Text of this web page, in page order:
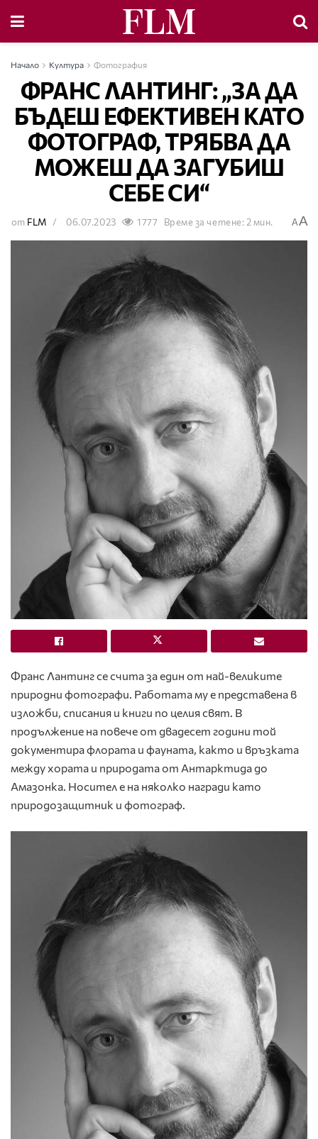
Начало Култура Фотография
ФРАНС ЛАНТИНГ: „ЗА ДА
БЪДЕШ ЕФЕКТИВЕН КАТО
ФОТОГРАФ, ТРЯБВА ДА
МОЖЕШ ДА ЗАГУБИШ
СЕБЕ СИ“
от FLM 06.07.2023 1777 Време за четене: 2 мин. AA
Франс Лантинг се счита за един от най-великите
природни фотографи. Работата му е представена в
изложби, списания и книги по целия свят. В
продължение на повече от двадесет години той
документира флората и фауната, както и връзката
между хората и природата от Антарктида до
Амазонка. Носител е на няколко награди като
природозащитник и фотограф.